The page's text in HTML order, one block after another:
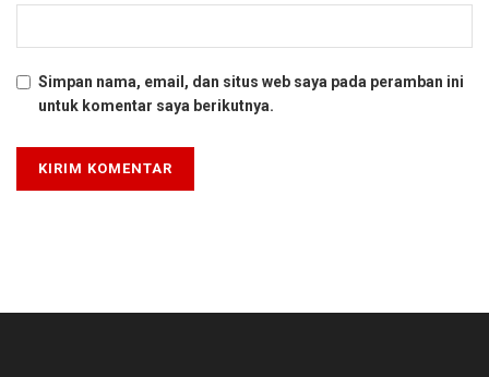
Simpan nama, email, dan situs web saya pada peramban ini
untuk komentar saya berikutnya.